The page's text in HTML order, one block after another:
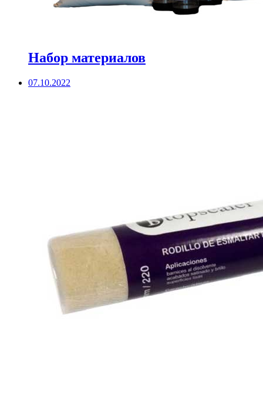
Набор материалов
07.10.2022